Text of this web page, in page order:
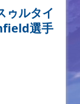
ゥルタイ
選手